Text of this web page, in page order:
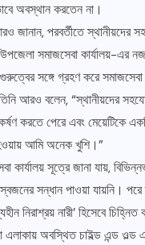
অবস্থান করতেন না।
জানান, পরবর্তীতে স্থানীয়দের
উপজেলা সমাজসেবা কার্যালয়-এর
গুরুত্বের সঙ্গে গ্রহণ করে
আরও বলেন, “স্থানীয়দের
করতে পেরে এবং মেয়েটিকে
আমি অনেক খুশি।”
কার্যালয় সূত্রে জানা যায়,
সন্ধান পাওয়া যায়নি। পরে
নিরাশ্রয় নারী’ হিসেবে
এলাকায় অবস্থিত চাইল্ড এন্ড